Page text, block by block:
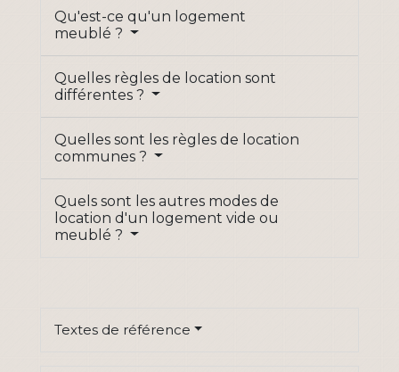
Qu'est-ce qu'un logement
meublé ?
Quelles règles de location sont
différentes ?
Quelles sont les règles de location
communes ?
Quels sont les autres modes de
location d'un logement vide ou
meublé ?
Textes de référence